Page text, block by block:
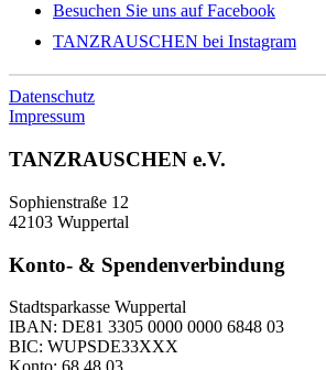
Besuchen Sie uns auf Facebook
TANZRAUSCHEN bei Instagram
Datenschutz
Impressum
TANZRAUSCHEN e.V.
Sophienstraße 12
42103 Wuppertal
Konto- & Spendenverbindung
Stadtsparkasse Wuppertal
IBAN: DE81 3305 0000 0000 6848 03
BIC: WUPSDE33XXX